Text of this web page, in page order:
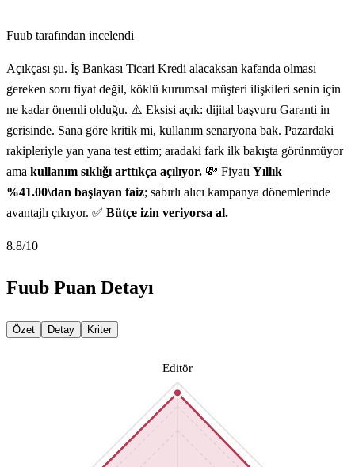
Fuub tarafından incelendi
Açıkçası şu. İş Bankası Ticari Kredi alacaksan kafanda olması
gereken soru fiyat değil, köklü kurumsal müşteri ilişkileri senin için
ne kadar önemli olduğu. ⚠️ Eksisi açık: dijital başvuru Garanti in
gerisinde. Sana göre kritik mi, kullanım senaryona bak. Pazardaki
rakipleriyle yan yana test ettim; aradaki fark ilk bakışta görünmüyor
ama kullanım sıklığı arttıkça açılıyor. 💸 Fiyatı Yıllık
%41.00\dan başlayan faiz; sabırlı alıcı kampanya dönemlerinde
avantajlı çıkıyor. ✅ Bütçe izin veriyorsa al.
8.8/10
Fuub Puan Detayı
Özet Detay Kriter
Editör